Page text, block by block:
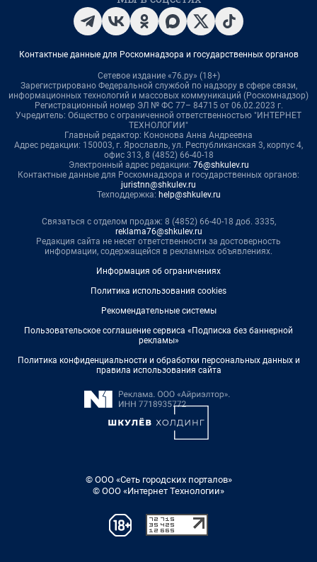
Контактные данные для Роскомнадзора и государственных органов
Сетевое издание «76.ру» (18+)
Зарегистрировано Федеральной службой по надзору в сфере связи,
информационных технологий и массовых коммуникаций (Роскомнадзор)
Регистрационный номер ЭЛ № ФС 77– 84715 от 06.02.2023 г.
Учредитель: Общество с ограниченной ответственностью "ИНТЕРНЕТ
ТЕХНОЛОГИИ"
Главный редактор: Кононова Анна Андреевна
Адрес редакции: 150003, г. Ярославль, ул. Республиканская 3, корпус 4,
офис 313, 8 (4852) 66-40-18
Электронный адрес редакции: 76@shkulev.ru
Контактные данные для Роскомнадзора и государственных органов:
juristnn@shkulev.ru
Техподдержка: help@shkulev.ru
Связаться с отделом продаж: 8 (4852) 66-40-18 доб. 3335,
reklama76@shkulev.ru
Редакция сайта не несет ответственности за достоверность
информации, содержащейся в рекламных объявлениях.
Информация об ограничениях
Политика использования cookies
Рекомендательные системы
Пользовательское соглашение сервиса «Подписка без баннерной
рекламы»
Политика конфиденциальности и обработки персональных данных и
правила использования сайта
© ООО «Сеть городских порталов»
© ООО «Интернет Технологии»